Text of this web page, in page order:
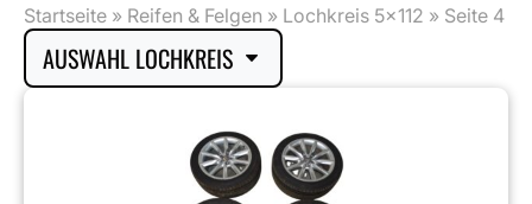
Startseite » Reifen & Felgen » Lochkreis 5x112 » Seite 4
AUSWAHL LOCHKREIS